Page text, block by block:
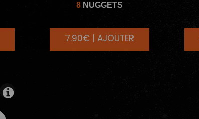
8 NUGGETS
7.90€ | AJOUTER